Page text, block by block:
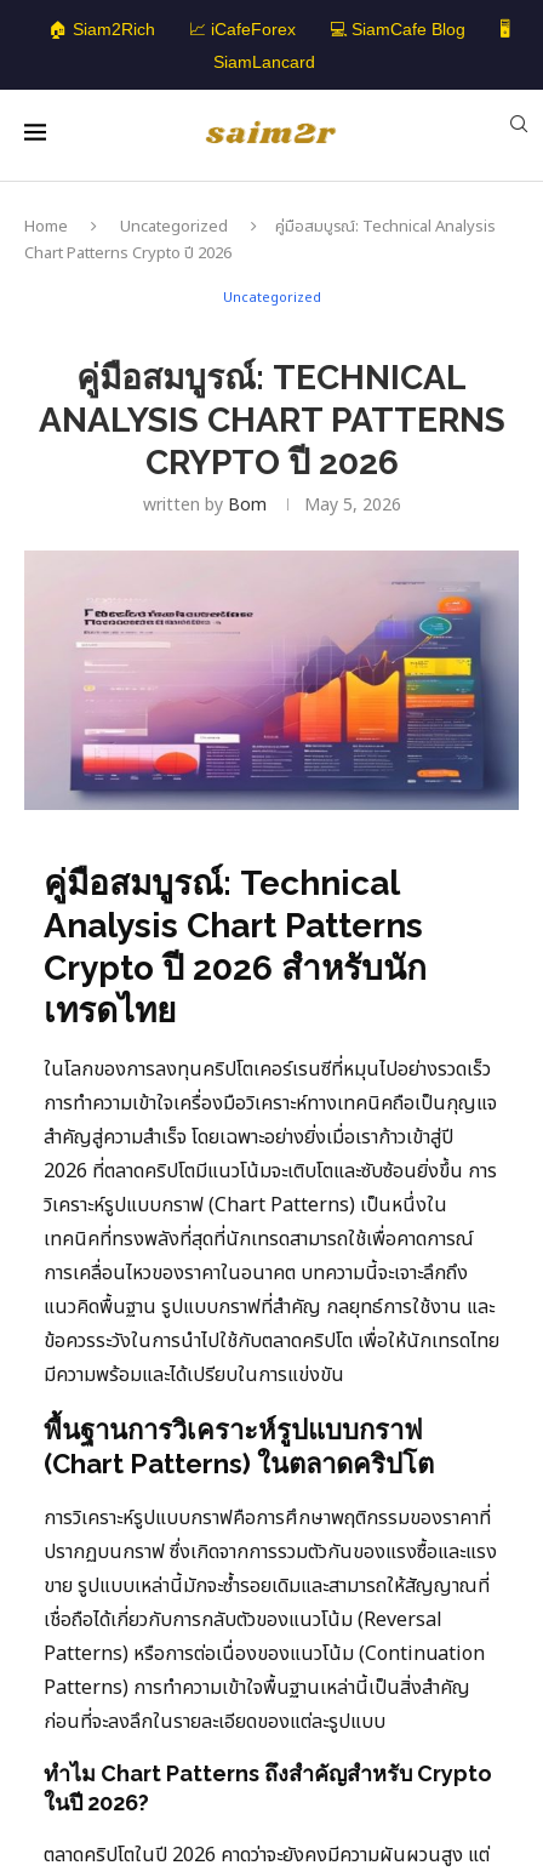
🏠 Siam2Rich 📈 iCafeForex 💻 SiamCafe Blog
🖥️
SiamLancard
Home Uncategorized
คู่มือสมบูรณ์: Technical Analysis
Chart Patterns Crypto ปี 2026
Uncategorized
คู่มือสมบูรณ์: TECHNICAL
ANALYSIS CHART PATTERNS
CRYPTO ปี 2026
written by Bom May 5, 2026
คู่มือสมบูรณ์: Technical
Analysis Chart Patterns
Crypto ปี 2026 สำหรับนัก
เทรดไทย
ในโลกของการลงทุนคริปโตเคอร์เรนซีที่หมุนไปอย่างรวดเร็ว
การทำความเข้าใจเครื่องมือวิเคราะห์ทางเทคนิคถือเป็นกุญแจ
สำคัญสู่ความสำเร็จ โดยเฉพาะอย่างยิ่งเมื่อเราก้าวเข้าสู่ปี
2026 ที่ตลาดคริปโตมีแนวโน้มจะเติบโตและซับซ้อนยิ่งขึ้น การ
วิเคราะห์รูปแบบกราฟ (Chart Patterns) เป็นหนึ่งใน
เทคนิคที่ทรงพลังที่สุดที่นักเทรดสามารถใช้เพื่อคาดการณ์
การเคลื่อนไหวของราคาในอนาคต บทความนี้จะเจาะลึกถึง
แนวคิดพื้นฐาน รูปแบบกราฟที่สำคัญ กลยุทธ์การใช้งาน และ
ข้อควรระวังในการนำไปใช้กับตลาดคริปโต เพื่อให้นักเทรดไทย
มีความพร้อมและได้เปรียบในการแข่งขัน
พื้นฐานการวิเคราะห์รูปแบบกราฟ
(Chart Patterns) ในตลาดคริปโต
การวิเคราะห์รูปแบบกราฟคือการศึกษาพฤติกรรมของราคาที่
ปรากฏบนกราฟ ซึ่งเกิดจากการรวมตัวกันของแรงซื้อและแรง
ขาย รูปแบบเหล่านี้มักจะซ้ำรอยเดิมและสามารถให้สัญญาณที่
เชื่อถือได้เกี่ยวกับการกลับตัวของแนวโน้ม (Reversal
Patterns) หรือการต่อเนื่องของแนวโน้ม (Continuation
Patterns) การทำความเข้าใจพื้นฐานเหล่านี้เป็นสิ่งสำคัญ
ก่อนที่จะลงลึกในรายละเอียดของแต่ละรูปแบบ
ทำไม Chart Patterns ถึงสำคัญสำหรับ Crypto
ในปี 2026?
ตลาดคริปโตในปี 2026 คาดว่าจะยังคงมีความผันผวนสูง แต่